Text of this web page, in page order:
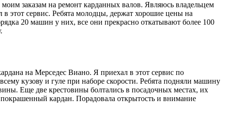
заказам на ремонт карданных валов. Являюсь владельцем
этот сервис. Ребята молодцы, держат хорошие цены на
20 машин у них, все они прекрасно откатывают более 100
на Мерседес Виано. Я приехал в этот сервис по
кузову и гуле при наборе скорости. Ребята подняли машину
Еще две крестовины болтались в посадочных местах, их
покрашенный кардан. Порадовала открытость и внимание